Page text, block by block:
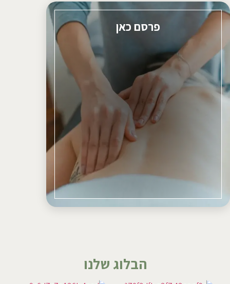
פרסם כאן
הבלוג שלנו